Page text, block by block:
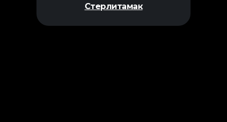
Стерлитамак